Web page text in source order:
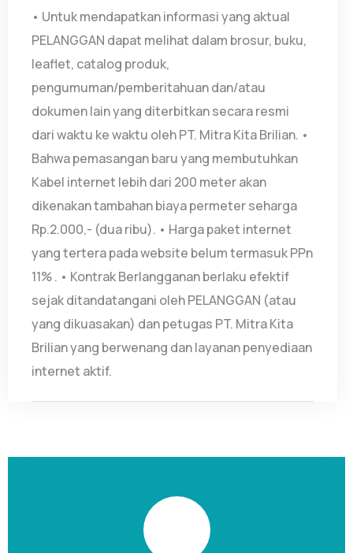
• Untuk mendapatkan informasi yang aktual
PELANGGAN dapat melihat dalam brosur, buku,
leaflet, catalog produk,
pengumuman/pemberitahuan dan/atau
dokumen lain yang diterbitkan secara resmi
dari waktu ke waktu oleh PT. Mitra Kita Brilian. •
Bahwa pemasangan baru yang membutuhkan
Kabel internet lebih dari 200 meter akan
dikenakan tambahan biaya permeter seharga
Rp.2.000,- (dua ribu). • Harga paket internet
yang tertera pada website belum termasuk PPn
11% . • Kontrak Berlangganan berlaku efektif
sejak ditandatangani oleh PELANGGAN (atau
yang dikuasakan) dan petugas PT. Mitra Kita
Brilian yang berwenang dan layanan penyediaan
internet aktif.